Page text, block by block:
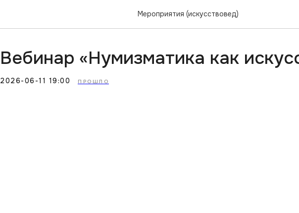
Мероприятия (искусствовед)
Вебинар «Нумизматика как
2026-06-11 19:00 ПРОШЛО